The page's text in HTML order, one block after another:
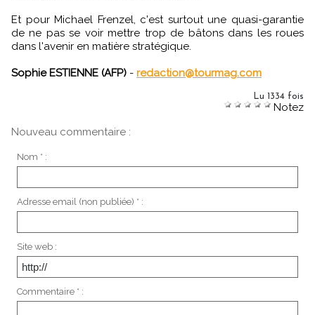
Et pour Michael Frenzel, c'est surtout une quasi-garantie
de ne pas se voir mettre trop de bâtons dans les roues
dans l'avenir en matière stratégique.
Sophie ESTIENNE (AFP) - redaction@tourmag.com
Lu 1334 fois
Notez
Nouveau commentaire :
Nom * :
Adresse email (non publiée) * :
Site web :
Commentaire * :